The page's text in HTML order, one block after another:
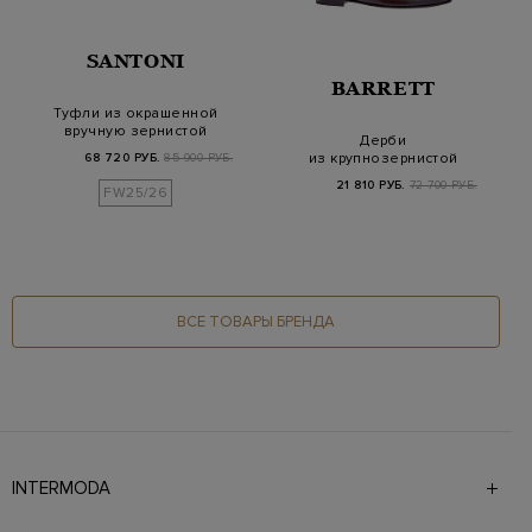
SANTONI
Туфли из окрашенной
вручную зернистой
68 720 РУБ. 85 900 РУБ.
FW25/26
BARRETT
Дерби
из крупнозернистой
кожи с перфорацией
21 810 РУБ. 72 700 РУБ.
ВСЕ ТОВАРЫ БРЕНДА
INTERMODA